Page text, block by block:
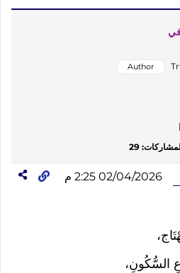
Author
29
02/04/2026 2:25 م
السُّكُونِ،